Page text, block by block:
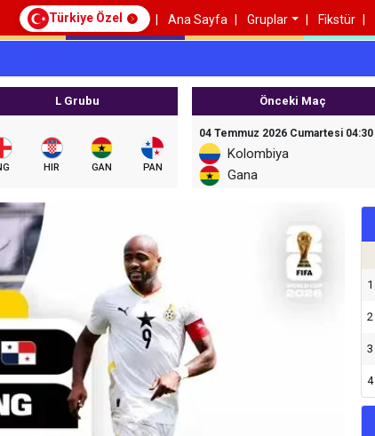
Türkiye Özel Ana Sayfa Gruplar Fikstür
L Grubu
HIR GAN PAN
Önceki Maç
04 Temmuz 2026 Cumartesi 04:30
Kolombiya
Gana
1
2
3
4